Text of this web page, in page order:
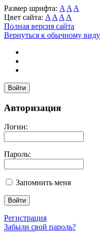
Размер шрифта: A A A
Цвет сайта: A A A A
Полная версия сайта
Вернуться к обычному виду
Войти
Авторизация
Логин:
Пароль:
Запомнить меня
Регистрация
Забыли свой пароль?